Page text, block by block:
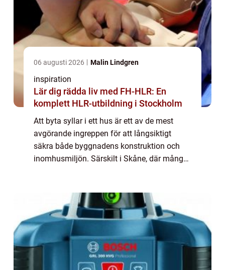
06 augusti 2026 Malin Lindgren
inspiration
Lär dig rädda liv med FH-HLR: En
komplett HLR-utbildning i Stockholm
Att byta syllar i ett hus är ett av de mest
avgörande ingreppen för att långsiktigt
säkra både byggnadens konstruktion och
inomhusmiljön. Särskilt i Skåne, där många